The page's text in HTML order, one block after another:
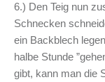
6.) Den Teig nun
Schnecken
ein Backblech
halbe Stunde
gibt, kann man die